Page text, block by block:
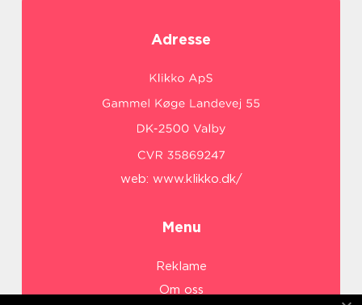
Adresse
web: www.klikko.dk/
Menu
Reklame
Om oss